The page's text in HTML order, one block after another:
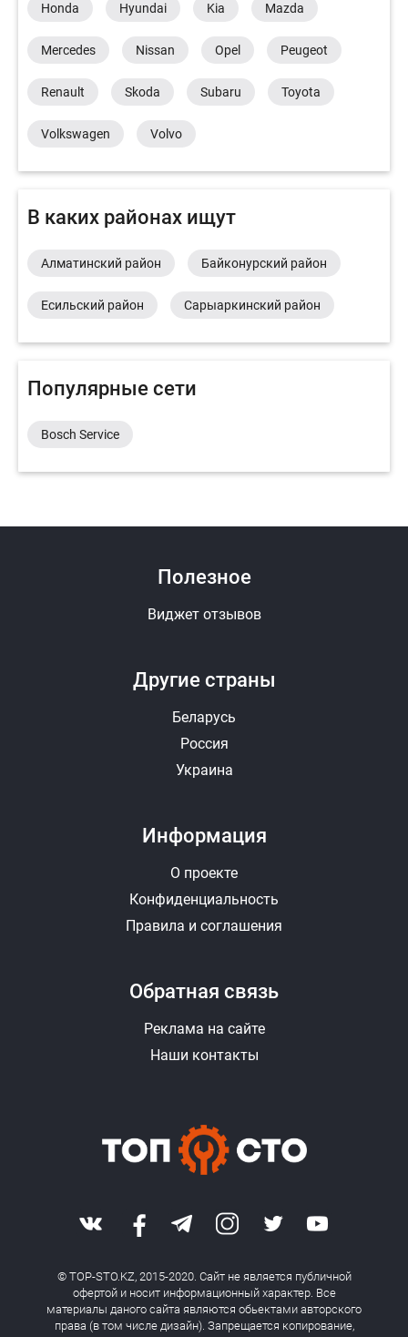
Honda Hyundai Kia Mazda
Mercedes Nissan Opel Peugeot
Renault Skoda Subaru Toyota
Volkswagen Volvo
В каких районах ищут
Алматинский район Байконурский район
Есильский район Сарыаркинский район
Популярные сети
Bosch Service
Другие страны
Беларусь
Россия
Украина
Полезное
Виджет отзывов
Информация
О проекте
Конфиденциальность
Правила и соглашения
Обратная связь
Реклама на сайте
Наши контакты
© TOP-STO.KZ, 2015-2020. Сайт не является публичной
офертой и носит информационный характер. Все
материалы даного сайта являются обьектами авторского
права (в том числе дизайн). Запрещается копирование,